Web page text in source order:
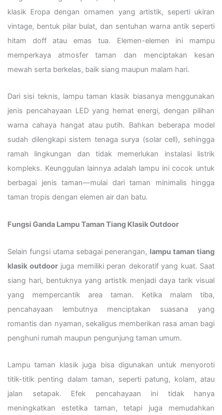
klasik Eropa dengan ornamen yang artistik, seperti ukiran
vintage, bentuk pilar bulat, dan sentuhan warna antik seperti
hitam doff atau emas tua. Elemen-elemen ini mampu
memperkaya atmosfer taman dan menciptakan kesan
mewah serta berkelas, baik siang maupun malam hari.
Dari sisi teknis, lampu taman klasik biasanya menggunakan
jenis pencahayaan LED yang hemat energi, dengan pilihan
warna cahaya hangat atau putih. Bahkan beberapa model
sudah dilengkapi sistem tenaga surya (solar cell), sehingga
ramah lingkungan dan tidak memerlukan instalasi listrik
kompleks. Keunggulan lainnya adalah lampu ini cocok untuk
berbagai jenis taman—mulai dari taman minimalis hingga
taman tropis dengan elemen air dan batu.
Fungsi Ganda Lampu Taman Tiang Klasik Outdoor
Selain fungsi utama sebagai penerangan, lampu taman tiang
klasik outdoorjuga memiliki peran dekoratif yang kuat. Saat
siang hari, bentuknya yang artistik menjadi daya tarik visual
yang mempercantik area taman. Ketika malam tiba,
pencahayaan lembutnya menciptakan suasana yang
romantis dan nyaman, sekaligus memberikan rasa aman bagi
penghuni rumah maupun pengunjung taman umum.
Lampu taman klasik juga bisa digunakan untuk menyoroti
titik-titik penting dalam taman, seperti patung, kolam, atau
jalan setapak. Efek pencahayaan ini tidak hanya
meningkatkan estetika taman, tetapi juga memudahkan